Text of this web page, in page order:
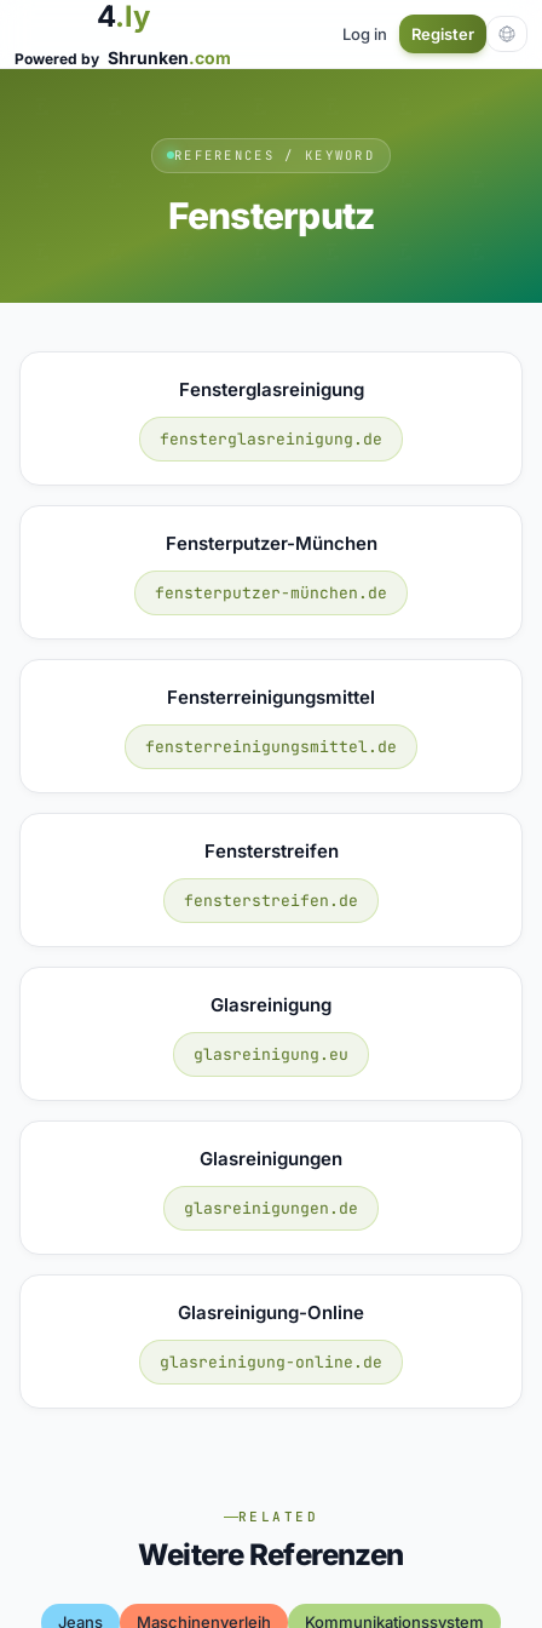
4.ly
Powered by Shrunken.com
Log in Register
REFERENCES / KEYWORD
Fensterputz
Fensterglasreinigung
fensterglasreinigung.de
Fensterputzer-München
fensterputzer-münchen.de
Fensterreinigungsmittel
fensterreinigungsmittel.de
Fensterstreifen
fensterstreifen.de
Glasreinigung
glasreinigung.eu
Glasreinigungen
glasreinigungen.de
Glasreinigung-Online
glasreinigung-online.de
RELATED
Weitere Referenzen
Jeans Maschinenverleih Kommunikationssystem